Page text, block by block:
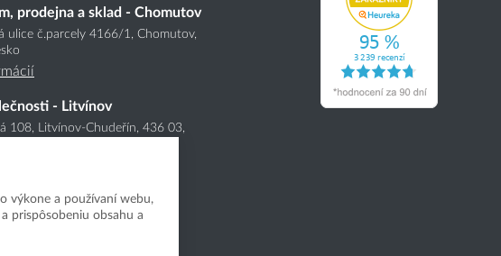
prodejna a sklad - Chomutov
ulice č.parcely 4166/1, Chomutov,
- Litvínov
108, Litvínov-Chudeřín, 436 03,
výkone a používaní webu,
prispôsobeniu obsahu a